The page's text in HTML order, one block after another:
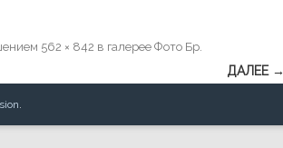
562 × 842 в галерее Фото Бр.
ДАЛЕЕ →
.